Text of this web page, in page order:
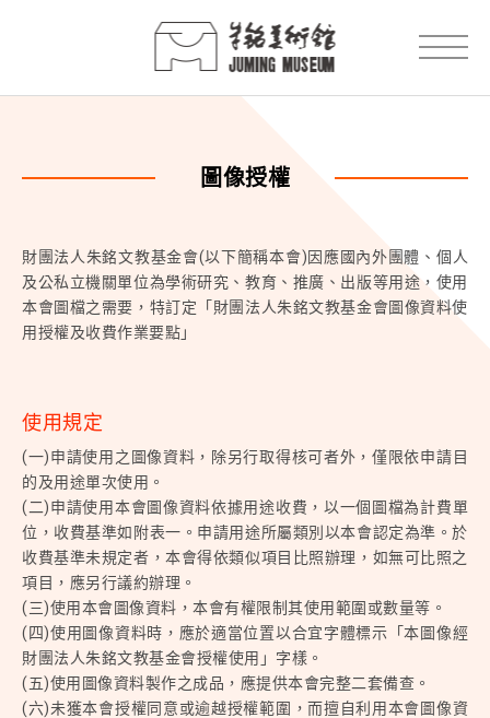
圖像授權
財團法人朱銘文教基金會(以下簡稱本會)因應國內外團體、個人
及公私立機關單位為學術研究、教育、推廣、出版等用途，使用
本會圖檔之需要，特訂定「財團法人朱銘文教基金會圖像資料使
用授權及收費作業要點」
使用規定
(一)申請使用之圖像資料，除另行取得核可者外，僅限依申請目
的及用途單次使用。
(二)申請使用本會圖像資料依據用途收費，以一個圖檔為計費單
位，收費基準如附表一。申請用途所屬類別以本會認定為準。於
收費基準未規定者，本會得依類似項目比照辦理，如無可比照之
項目，應另行議約辦理。
(三)使用本會圖像資料，本會有權限制其使用範圍或數量等。
(四)使用圖像資料時，應於適當位置以合宜字體標示「本圖像經
財團法人朱銘文教基金會授權使用」字樣。
(五)使用圖像資料製作之成品，應提供本會完整二套備查。
(六)未獲本會授權同意或逾越授權範圍，而擅自利用本會圖像資